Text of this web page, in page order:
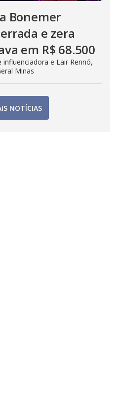
Bonemer
e zera
em R$ 68.500
e Lair Rennó,
Minas
NOTÍCIAS